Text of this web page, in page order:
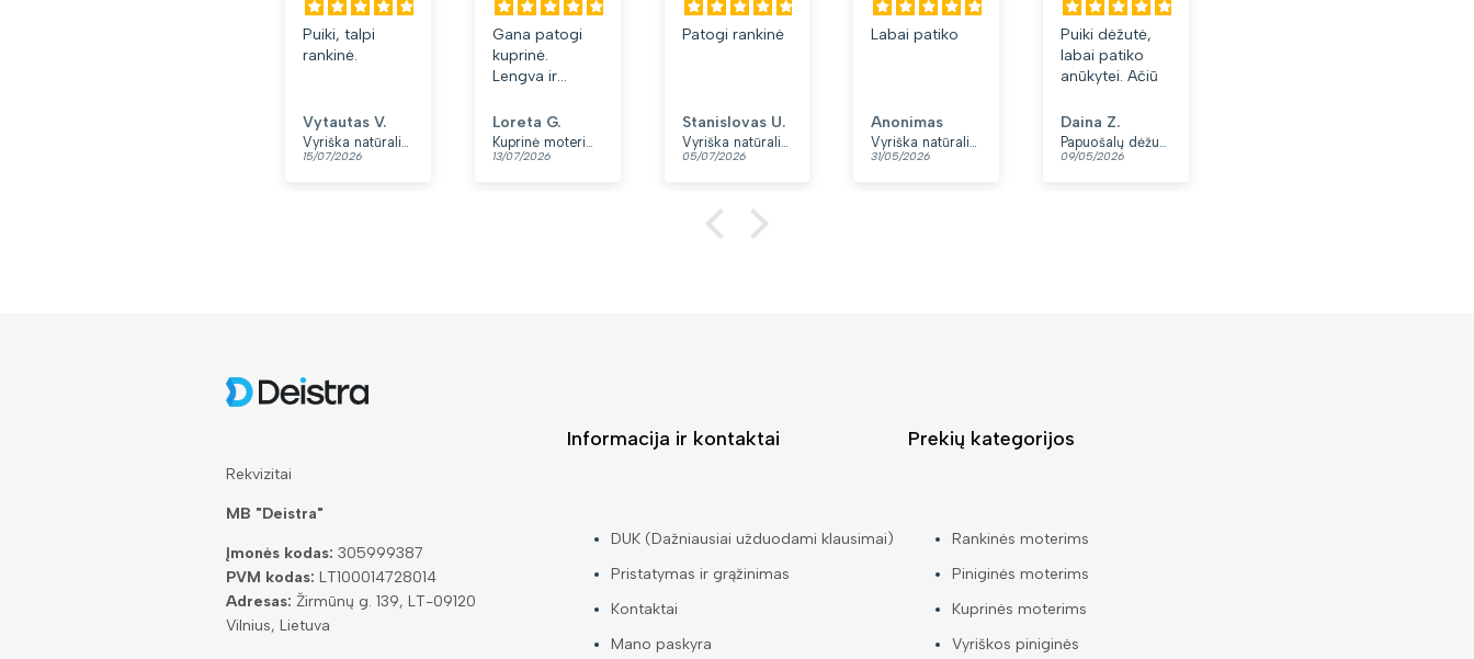
Puiki, talpi
rankinė.
Vytautas V.
15/07/2026
Gana patogi
kuprinė.
Lengva ir
Patinka, kad
yra du skyriai.
👍
Loreta G.
13/07/2026
Patogi rankinė
Stanislovas U.
05/07/2026
Labai patiko
Anonimas
31/05/2026
Puiki dėžutė,
labai patiko
anūkytei. Ačiū
Daina Z.
09/05/2026
Rekvizitai
MB "Deistra"
Įmonės kodas: 305999387
PVM kodas: LT100014728014
Adresas: Žirmūnų g. 139, LT-09120
Vilnius, Lietuva
Informacija ir kontaktai
DUK (Dažniausiai užduodami klausimai)
Pristatymas ir grąžinimas
Kontaktai
Mano paskyra
Prekių kategorijos
Rankinės moterims
Piniginės moterims
Kuprinės moterims
Vyriškos piniginės